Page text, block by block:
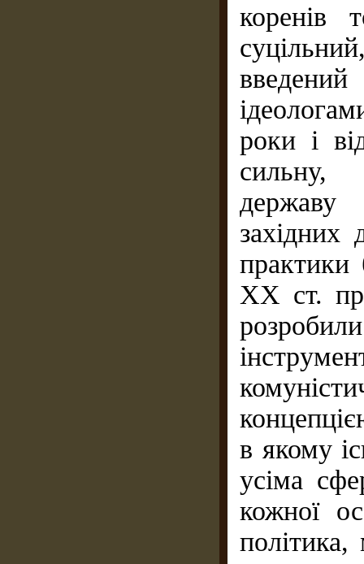
коренів
роки і
сильну,
державу
західних
практики
XX ст.
в якому
усіма
кожної